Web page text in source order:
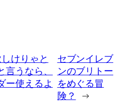
けりゃと
うなら、
ー使えるよ
セブンイレブ
ンのブリトー
をめぐる冒
険？
→